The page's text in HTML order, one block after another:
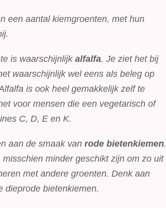
een aantal kiemgroenten, met hun
is waarschijnlijkalfalfa. Je ziet het bij
waarschijnlijk wel eens als beleg op
is ook heel gemakkelijk zelf te
voor mensen die een vegetarisch of
C, D, E en K.
aan de smaak van rode bietenkiemen.
misschien minder geschikt zijn om zo uit
met andere groenten. Denk aan
dieprode bietenkiemen.